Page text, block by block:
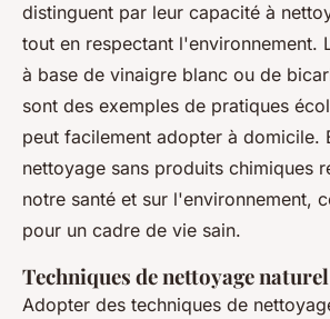
distinguent par leur capacité à
tout en respectant l'environnement.
à base de vinaigre blanc ou de
sont des exemples de pratiques
peut facilement adopter à domicile.
nettoyage sans produits chimiques
notre santé et sur l'environnement,
pour un cadre de vie sain.
Techniques de nettoyage
Adopter des techniques de